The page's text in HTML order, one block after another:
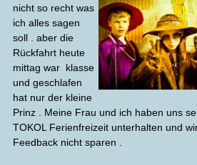
nicht so recht was
ich alles sagen
soll . aber die
Rückfahrt heute
mittag war klasse
und geschlafen
hat nur der kleine
Prinz . Meine Frau und ich haben uns
TOKOL Ferienfreizeit unterhalten und
Feedback nicht sparen .